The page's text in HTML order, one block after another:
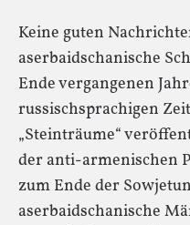
Keine guten
aserbaidschanische
Ende vergangenen
russischsprachigen
„Steinträume“
der anti-armenischen
zum Ende der
aserbaidschanische